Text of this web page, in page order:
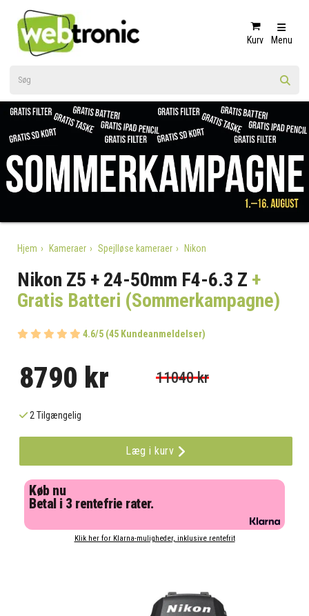
Kurv Menu
Hjem Kameraer Spejlløse kameraer Nikon
Nikon Z5 + 24-50mm F4-6.3 Z +
Gratis Batteri (Sommerkampagne)
4.6/5 (45 Kundeanmeldelser)
8790 kr 11040 kr
2 Tilgængelig
Læg i kurv
Køb nu
Betal i 3 rentefrie rater.
Klik her for Klarna-muligheder, inklusive rentefrit